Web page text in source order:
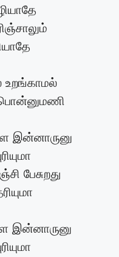
இன்னாருனு
பேசுறது
இன்னாருனு